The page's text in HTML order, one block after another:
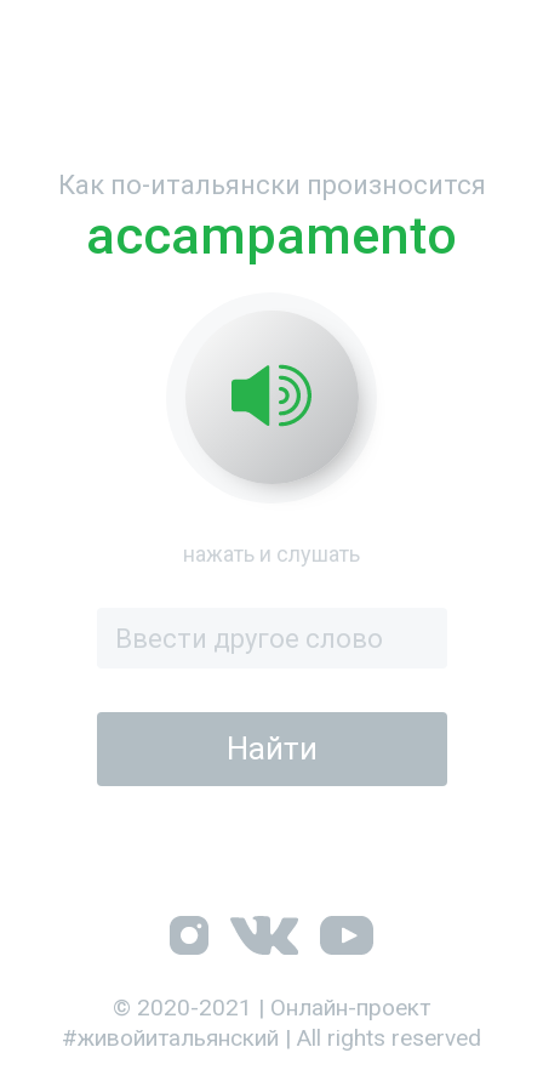
Как по-итальянски произносится
accampamento
нажать и слушать
© 2020-2021 | Онлайн-проект
#живойитальянский | All rights reserved